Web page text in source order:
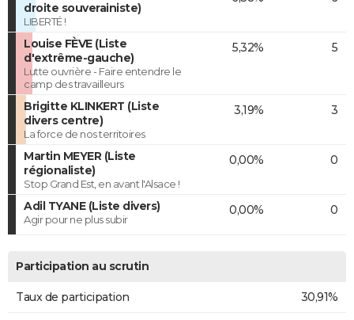
droite souverainiste)
LIBERTÉ !
Louise FÈVE (Liste
d'extrême-gauche)
Lutte ouvrière - Faire entendre le
camp des travailleurs
5,32% 5
Brigitte KLINKERT (Liste
divers centre)
La force de nos territoires
3,19% 3
Martin MEYER (Liste
régionaliste)
Stop Grand Est, en avant l'Alsace !
0,00% 0
Adil TYANE (Liste divers)
Agir pour ne plus subir
0,00% 0
Participation au scrutin
Taux de participation 30,91%